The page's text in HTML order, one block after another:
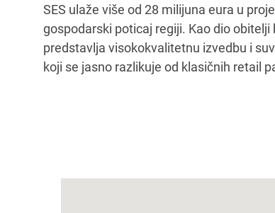
SES ulaže više od 28 milijuna eura u
gospodarski poticaj regiji. Kao dio obitelji
predstavlja visokokvalitetnu izvedbu i
koji se jasno razlikuje od klasičnih retail